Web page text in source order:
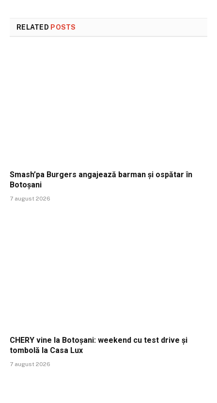
RELATED POSTS
Smash’pa Burgers angajează barman și ospătar în
Botoșani
7 august 2026
CHERY vine la Botoșani: weekend cu test drive și
tombolă la Casa Lux
7 august 2026